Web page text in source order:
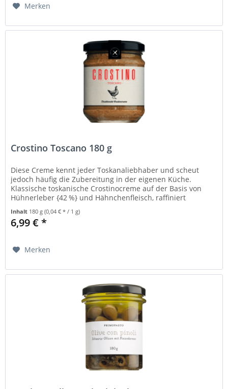
Merken
Crostino Toscano 180 g
Diese Creme kennt jeder Toskanaliebhaber und scheut
jedoch häufig die Zubereitung in der eigenen Küche.
Klassische toskanische Crostinocreme auf der Basis von
Hühnerleber {42 %} und Hähnchenfleisch, raffiniert
Inhalt 180 g(0,04 € * / 1 g)
6,99 € *
Merken